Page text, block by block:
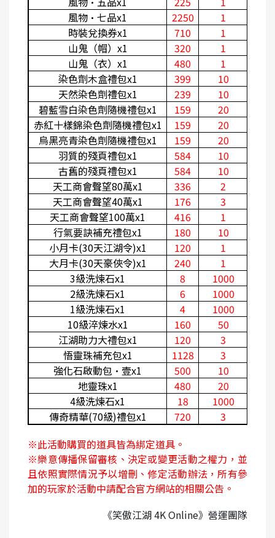
風物·七品x1
2250
1
時裝兌換券x1
710
1
山鬼（帽）x1
320
1
山鬼（衣）x1
480
1
染色劑木盒禮包x1
399
10
天然染色劑禮包x1
239
10
碧藍雪白染色劑隨機禮包x1
159
20
赤紅十樣錦染色劑隨機禮包x1
159
20
烏黑亮青染色劑隨機禮包x1
159
20
羽質的殘頁禮包x1
584
10
古舊的殘頁禮包x1
584
10
天工商會聲望80萬x1
336
2
天工商會聲望40萬x1
176
3
天工商會聲望100萬x1
416
1
行氣要訣補充禮包x1
180
10
小月卡(30天江湖令)x1
120
1
大月卡(30天豪俠令)x1
240
1
3級洗煉石x1 8
1000
2級洗煉石x1 6
1000
1級洗煉石x1 4
1000
10級淬煉水x1 160
50
江湖助力大禮包x1
120
3
悟靈珠補充包x1
1128
3
強化石啟動包·壹x1
500
10
地靈珠x1
480
20
4級洗煉石x1 18
1000
傳奇精華(70級)禮包x1
720
3
※此活動購買的道具皆為綁定道具。
※樂意傳播保留審核、決定或變更活動之權力，並
且依照實際情況予以增刪、修定活動辦法，所有參
加的玩家於活動中請配合官方網站的相關公告。
《笑傲江湖 4K Online》營運團隊